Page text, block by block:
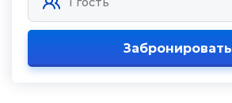
Забронировать